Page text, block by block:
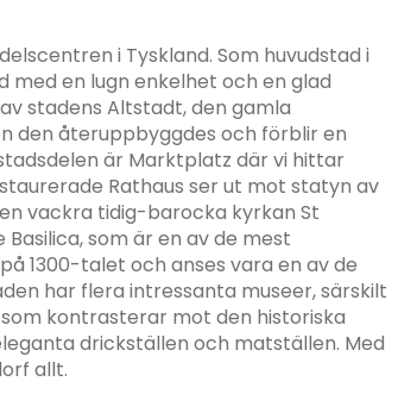
i Tyskland. Som huvudstad i
en lugn enkelhet och en glad
stadens Altstadt, den gamla
den återuppbyggdes och förblir en
är Marktplatz där vi hittar
Rathaus ser ut mot statyn av
vackra tidig-barocka kyrkan St
som är en av de mest
1300-talet och anses vara en av de
har flera intressanta museer, särskilt
kontrasterar mot den historiska
drickställen och matställen. Med
allt.